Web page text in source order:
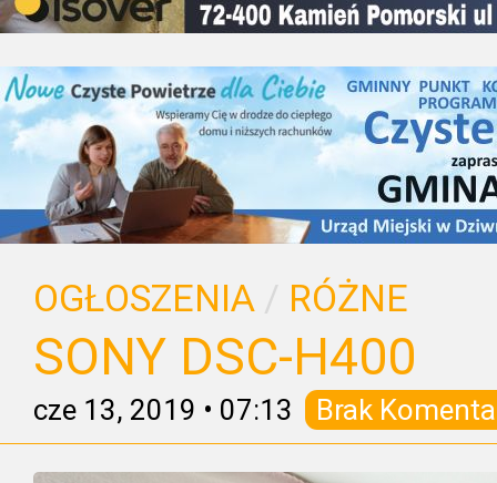
OGŁOSZENIA / RÓŻNE
SONY DSC-H400
cze 13, 2019 • 07:13 Brak